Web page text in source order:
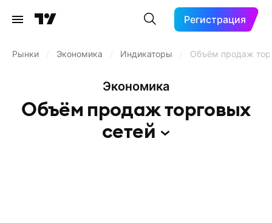
Регистрация
Рынки Экономика Индикаторы Объём продаж
Экономика
Объём продаж торговых
сетей